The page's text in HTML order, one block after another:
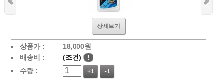
상세보기
상품가 : 18,000원
배송비 :
(조건)
!
수량 :
+1 -1